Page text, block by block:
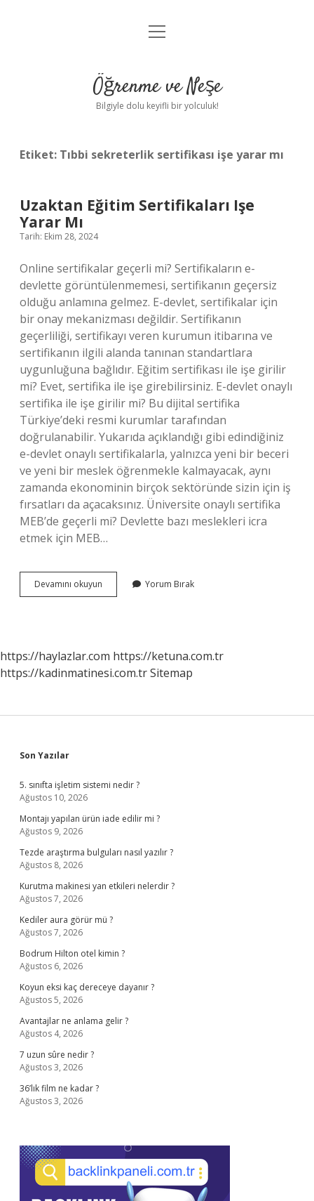
Anasayfa
Yasal Uyarı
menüyü
Öğrenme ve Neşe
Bilgiyle dolu keyifli bir yolculuk!
Etiket: Tıbbi sekreterlik sertifikası işe yarar mı
Uzaktan Eğitim Sertifikaları Işe
Yarar Mı
Tarih: Ekim 28, 2024
Online sertifikalar geçerli mi? Sertifikaların e-
devlette görüntülenmemesi, sertifikanın geçersiz
olduğu anlamına gelmez. E-devlet, sertifikalar için
bir onay mekanizması değildir. Sertifikanın
geçerliliği, sertifikayı veren kurumun itibarına ve
sertifikanın ilgili alanda tanınan standartlara
uygunluğuna bağlıdır. Eğitim sertifikası ile işe girilir
mi? Evet, sertifika ile işe girebilirsiniz. E-devlet onaylı
sertifika ile işe girilir mi? Bu dijital sertifika
Türkiye’deki resmi kurumlar tarafından
doğrulanabilir. Yukarıda açıklandığı gibi edindiğiniz
e-devlet onaylı sertifikalarla, yalnızca yeni bir beceri
ve yeni bir meslek öğrenmekle kalmayacak, aynı
zamanda ekonominin birçok sektöründe sizin için iş
fırsatları da açacaksınız. Üniversite onaylı sertifika
MEB’de geçerli mi? Devlette bazı meslekleri icra
etmek için MEB…
Devamını okuyun Uzaktan
Eğitim
Yorum Bırak
https://haylazlar.com https://ketuna.com.tr
https://kadinmatinesi.com.trSitemap
Sidebar
Son Yazılar
5. sınıfta işletim sistemi nedir ?
Ağustos 10, 2026
Montajı yapılan ürün iade edilir mi ?
Ağustos 9, 2026
Tezde araştırma bulguları nasıl yazılır ?
Ağustos 8, 2026
Kurutma makinesi yan etkileri nelerdir ?
Ağustos 7, 2026
Kediler aura görür mü ?
Ağustos 7, 2026
Bodrum Hilton otel kimin ?
Ağustos 6, 2026
Koyun eksi kaç dereceye dayanır ?
Ağustos 5, 2026
Avantajlar ne anlama gelir ?
Ağustos 4, 2026
7 uzun sûre nedir ?
Ağustos 3, 2026
36’lık film ne kadar ?
Ağustos 3, 2026